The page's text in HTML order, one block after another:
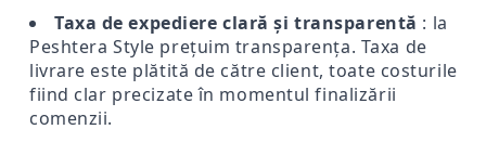
Taxa de expediere clară și transparentă : la
Peshtera Style prețuim transparența. Taxa de
livrare este plătită de către client, toate costurile
fiind clar precizate în momentul finalizării
comenzii.